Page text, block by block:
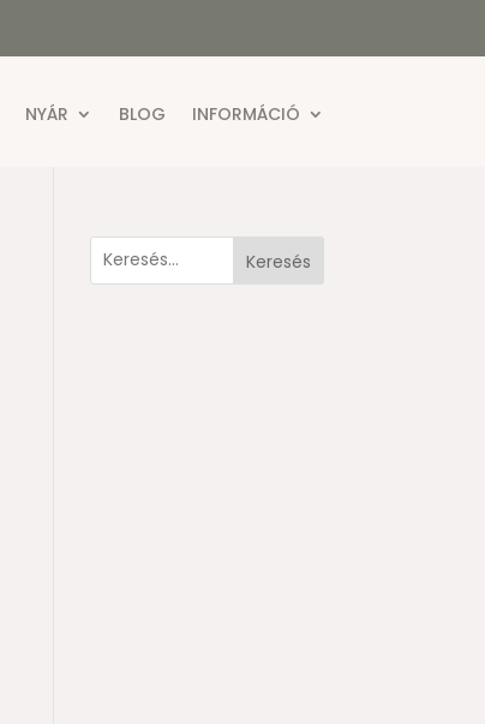
NYÁR BLOG INFORMÁCIÓ
Keresés